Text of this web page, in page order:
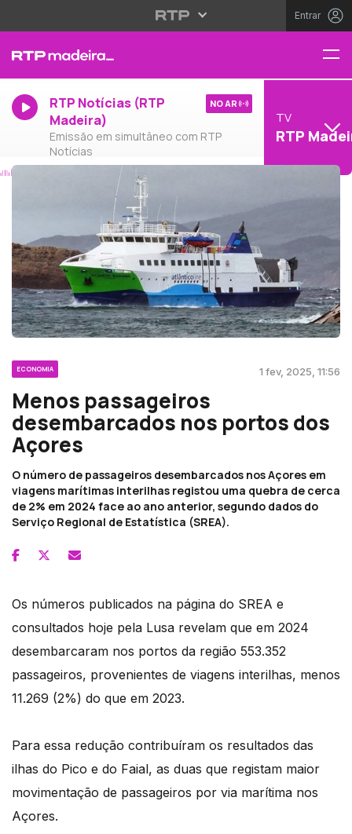
Entrar
RTP Notícias (RTP
Madeira)
Emissão em simultâneo com RTP
Notícias
NO AR
TV
RTP
ECONOMIA 1 fev, 2025, 11:56
Menos passageiros
desembarcados nos portos dos
Açores
O número de passageiros desembarcados nos Açores em
viagens marítimas interilhas registou uma quebra de cerca
de 2% em 2024 face ao ano anterior, segundo dados do
Serviço Regional de Estatística (SREA).
Os números publicados na página do SREA e
consultados hoje pela Lusa revelam que em 2024
desembarcaram nos portos da região 553.352
passageiros, provenientes de viagens interilhas, menos
11.269 (2%) do que em 2023.
Para essa redução contribuíram os resultados das
ilhas do Pico e do Faial, as duas que registam maior
movimentação de passageiros por via marítima nos
Açores.